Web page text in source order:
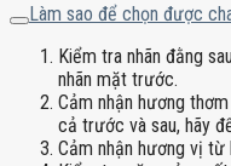
Làm sao để chọn được
Kiểm tra nhãn đằng
nhãn mặt trước.
Cảm nhận hương
cả trước và sau, hãy
Cảm nhận hương vị từ